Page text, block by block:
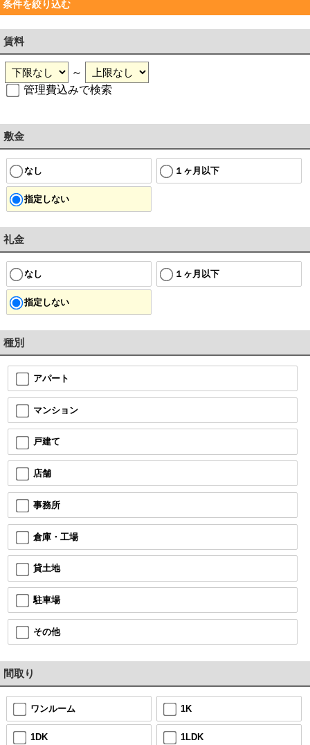
条件を絞り込む
賃料
～
管理費込みで検索
敷金
なし １ヶ月以下
指定しない
礼金
なし １ヶ月以下
指定しない
種別
アパート
マンション
戸建て
店舗
事務所
倉庫・工場
貸土地
駐車場
その他
間取り
ワンルーム 1K
1DK 1LDK